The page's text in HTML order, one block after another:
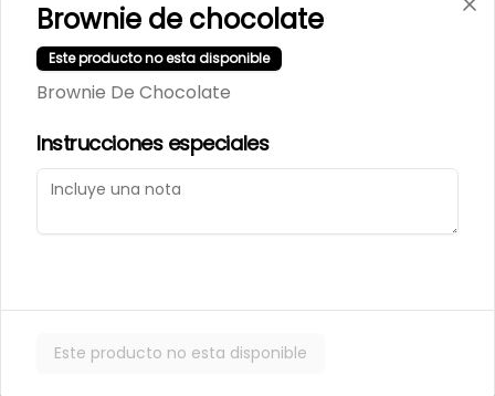
Términos y condiciones
Política de privacidad
Mi cuenta
Iniciar sesión
Brownie de chocolate
Este producto no esta disponible
Brownie De Chocolate
Instrucciones especiales
Este producto no esta disponible